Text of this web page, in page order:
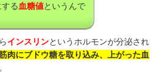
る 血糖値というんで
インスリンというホルモンが分泌され
肉にブドウ糖を取り込み、上がった血